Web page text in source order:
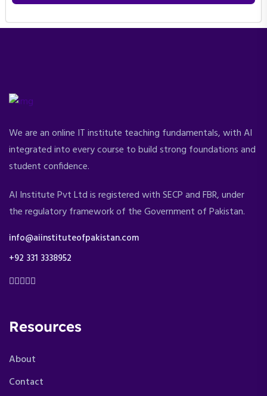
We are an online IT institute teaching fundamentals, with AI
integrated into every course to build strong foundations and
student confidence.
AI Institute Pvt Ltd is registered with SECP and FBR, under
the regulatory framework of the Government of Pakistan.
info@aiinstituteofpakistan.com
+92 331 3338952
Resources
About
Contact